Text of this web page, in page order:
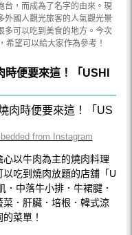
台，而成為了名字的由來。現
外國人觀光旅客的人氣觀光景
多可以吃到美食的地方。今次
希望可以給大家作為參考！
便要來這！「USHI
from Instagram
以牛肉為主的燒肉料理
吃到燒肉放題的店舖「U
中落牛小排．牛裙腱．
．肝臟．培根．韓式涼
菜單！